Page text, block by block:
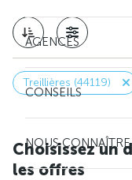
AGENCES
CONSEILS
NOUS CONNAÎTRE
Treillières (44119)
Choisissez un
les offres